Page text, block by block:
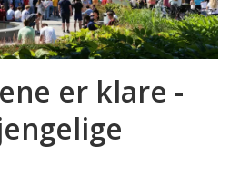
er klare -